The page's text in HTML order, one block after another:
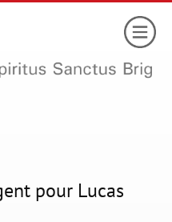
pour Lucas